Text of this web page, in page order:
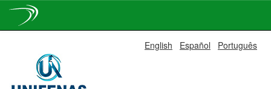
navigation
English Español Português